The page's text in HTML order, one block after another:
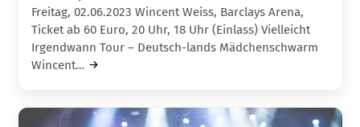
Freitag, 02.06.2023 Wincent Weiss, Barclays Arena,
Ticket ab 60 Euro, 20 Uhr, 18 Uhr (Einlass) Vielleicht
Irgendwann Tour – Deutsch-lands Mädchenschwarm
Wincent…